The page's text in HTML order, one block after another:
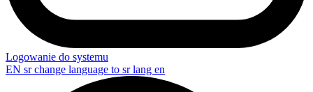
Logowanie do systemu
EN sr change language to sr lang en